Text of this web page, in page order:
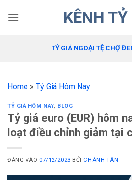
qua
KÊNH TỶ
TỶ GIÁ NGOẠI TỆ CHỢ
Home » Tỷ Giá Hôm Nay
TỶ GIÁ HÔM NAY, BLOG
Tỷ giá euro (EUR) hôm
loạt điều chỉnh giảm tại
ĐĂNG VÀO 07/12/2023 BỞI CHÁNH TÂN